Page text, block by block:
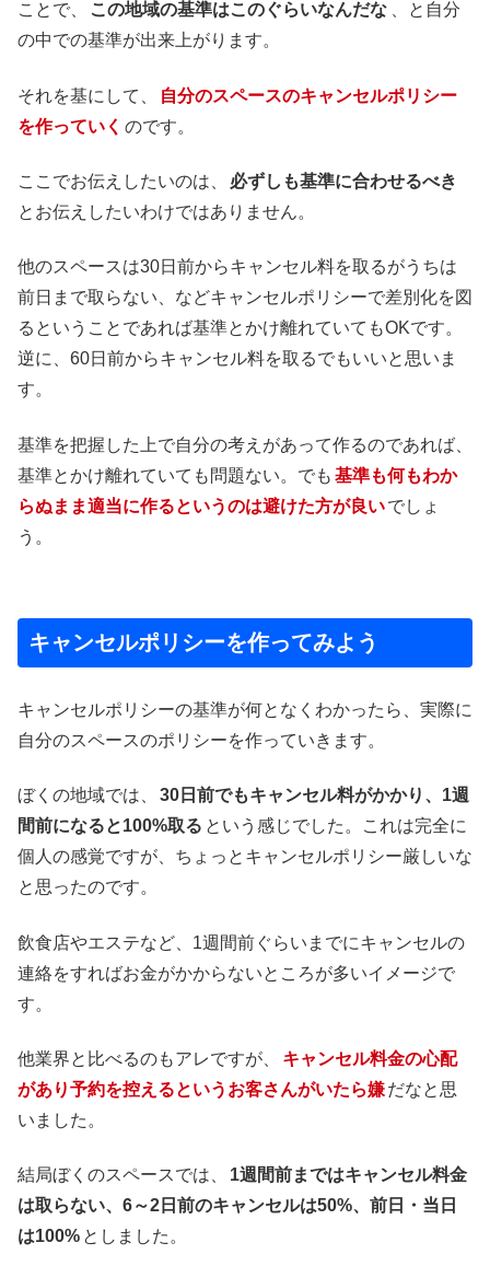
ことで、
この地域の基準はこのぐらいなんだな
、と自分
の中での基準が出来上がります。
それを基にして、
自分のスペースのキャンセルポリシー
を作っていく のです。
ここでお伝えしたいのは、
必ずしも基準に合わせるべき
とお伝えしたいわけではありません。
他のスペースは30日前からキャンセル料を取るがうちは
前日まで取らない、などキャンセルポリシーで差別化を図
るということであれば基準とかけ離れていてもOKです。
逆に、60日前からキャンセル料を取るでもいいと思いま
す。
基準を把握した上で自分の考えがあって作るのであれば、
基準とかけ離れていても問題ない。でも 基準も何もわか
らぬまま適当に作るというのは避けた方が良いでしょ
う。
キャンセルポリシーを作ってみよう
キャンセルポリシーの基準が何となくわかったら、実際に
自分のスペースのポリシーを作っていきます。
ぼくの地域では、
30日前でもキャンセル料がかかり、1週
間前になると100%取る という感じでした。これは完全に
個人の感覚ですが、ちょっとキャンセルポリシー厳しいな
と思ったのです。
飲食店やエステなど、1週間前ぐらいまでにキャンセルの
連絡をすればお金がかからないところが多いイメージで
す。
他業界と比べるのもアレですが、
キャンセル料金の心配
があり予約を控えるというお客さんがいたら嫌だなと思
いました。
結局ぼくのスペースでは、
1週間前まではキャンセル料金
は取らない、6～2日前のキャンセルは50%、前日・当日
は100% としました。